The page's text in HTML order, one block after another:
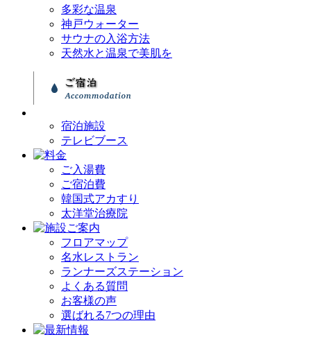
多彩な温泉
神戸ウォーター
サウナの入浴方法
天然水と温泉で美肌を
宿泊施設
テレビブース
ご入湯費
ご宿泊費
韓国式アカすり
太洋堂治療院
フロアマップ
名水レストラン
ランナーズステーション
よくある質問
お客様の声
選ばれる7つの理由